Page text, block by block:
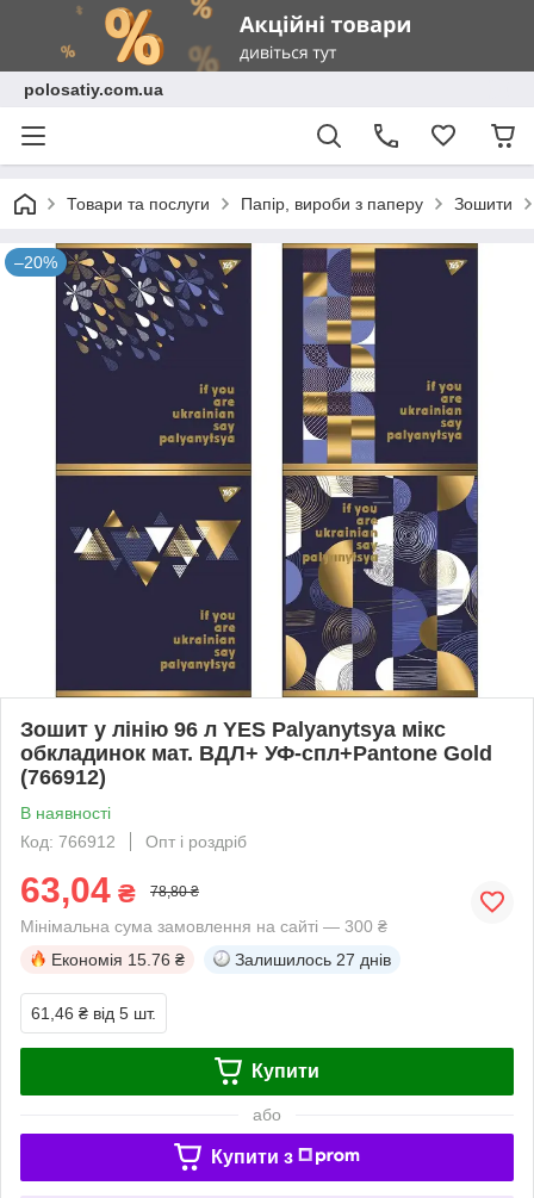
polosatiy.com.ua
Товари та послуги Папір, вироби з паперу Зошити
–20%
Зошит у лінію 96 л YES Palyanytsya мікс
обкладинок мат. ВДЛ+ УФ-спл+Pantone Gold
(766912)
В наявності
Код: 766912
Опт і роздріб
63,04 ₴ 78,80 ₴
Мінімальна сума замовлення на сайті — 300 ₴
Економія 15.76 ₴ Залишилось 27 днів
61,46 ₴ від 5 шт.
Купити
або
Купити з